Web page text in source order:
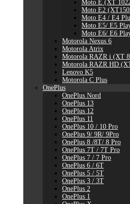
Moto E (XT
Moto E2
Moto E4 / E4
Moto E5/ E5
Moto E6/ E6
Motorola Nexus 6
Motorola Atrix
Motorola RAZR i (XT
Motorola RAZR HD
Lenovo K5
Motorola C Plus
OnePlus
OnePlus Nord
OnePlus 13
OnePlus 12
OnePlus 11
OnePlus 10 / 10 Pro
OnePlus 9/ 9R/ 9Pro
OnePlus 8 /8T/ 8 Pro
OnePlus 7T / 7T Pro
OnePlus 7 / 7 Pro
OnePlus 6 / 6T
OnePlus 5 / 5T
OnePlus 3 / 3T
OnePlus 2
OnePlus 1